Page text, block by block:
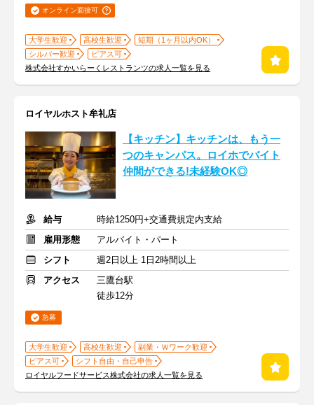
オンライン面接可
大学生歓迎 高校生歓迎
短期（1ヶ月以内OK）
シルバー歓迎
ピアス可
株式会社すかいらーくレストランツの求人一覧を見る
ロイヤルホスト牟礼店
【キッチン】キッチンは、もう一
つのキャンパス。ロイホでバイト
仲間ができる!未経験OK◎
給与
時給1250円+交通費規定内支給
雇用形態
アルバイト・パート
シフト
週2日以上 1日2時間以上
アクセス
三鷹台駅
徒歩12分
急募
大学生歓迎 高校生歓迎
副業・Ｗワーク歓迎
ピアス可
シフト自由・自己申告
ロイヤルフードサービス株式会社の求人一覧を見る